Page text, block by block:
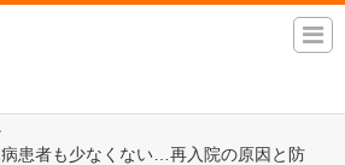
患者も少なくない…再入院の原因と防